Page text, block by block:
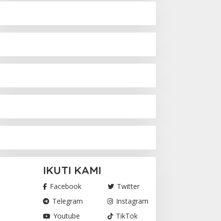
IKUTI KAMI
Facebook
Twitter
Telegram
Instagram
Youtube
TikTok